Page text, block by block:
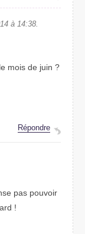
à 14:38.
mois de juin ?
Répondre
pas pouvoir
!